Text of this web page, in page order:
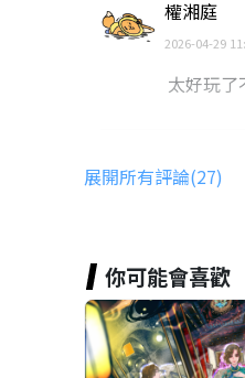
權湘庭
2026-04-29
太好玩了
紀紀亦
紙
2025-12-27
展開所有評論(27)
你可能會喜歡